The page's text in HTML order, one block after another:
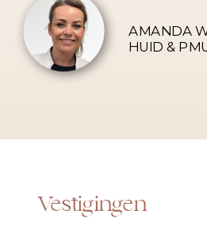
AMANDA
HUID &
Vestigingen